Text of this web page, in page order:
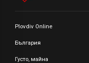
Plovdiv Online
България
Густо, майна